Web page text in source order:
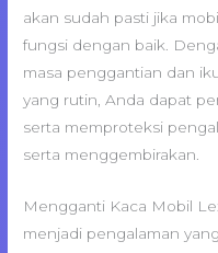
akan sudah pasti jika
fungsi dengan baik.
masa penggantian dan
yang rutin, Anda dapat
serta memproteksi
serta menggembirakan.
Mengganti Kaca Mobil
menjadi pengalaman